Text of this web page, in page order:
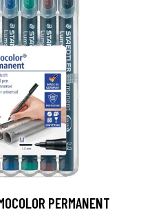
PERMANENT